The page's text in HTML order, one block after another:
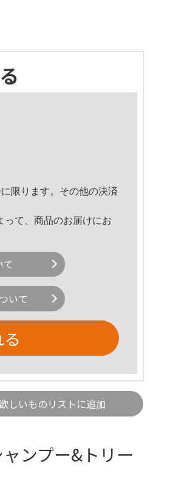
限ります。その他の決済
て、商品のお届けにお
て
いて
しいものリストに追加
ンプー&トリー